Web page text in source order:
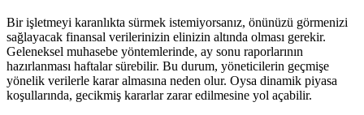
Bir işletmeyi karanlıkta sürmek istemiyorsanız, önünüzü görmenizi
sağlayacak finansal verilerinizin elinizin altında olması gerekir.
Geleneksel muhasebe yöntemlerinde, ay sonu raporlarının
hazırlanması haftalar sürebilir. Bu durum, yöneticilerin geçmişe
yönelik verilerle karar almasına neden olur. Oysa dinamik piyasa
koşullarında, gecikmiş kararlar zarar edilmesine yol açabilir.